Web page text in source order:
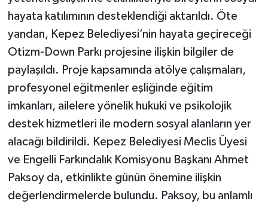
hayata katılımının desteklendiği aktarıldı. Öte
yandan, Kepez Belediyesi’nin hayata geçireceği
Otizm-Down Parkı projesine ilişkin bilgiler de
paylaşıldı. Proje kapsamında atölye çalışmaları,
profesyonel eğitmenler eşliğinde eğitim
imkanları, ailelere yönelik hukuki ve psikolojik
destek hizmetleri ile modern sosyal alanların yer
alacağı bildirildi. Kepez Belediyesi Meclis Üyesi
ve Engelli Farkındalık Komisyonu Başkanı Ahmet
Paksoy da, etkinlikte günün önemine ilişkin
değerlendirmelerde bulundu. Paksoy, bu anlamlı